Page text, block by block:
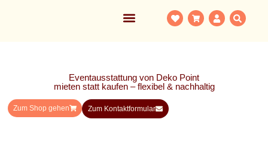
Eventausstattung von Deko Point
mieten statt kaufen – flexibel & nachhaltig
Zum Shop gehen Zum Kontaktformular